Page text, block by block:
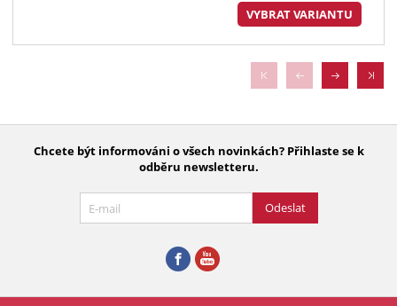
VYBRAT VARIANTU
Chcete být informováni o všech novinkách? Přihlaste se k
odběru newsletteru.
Odeslat